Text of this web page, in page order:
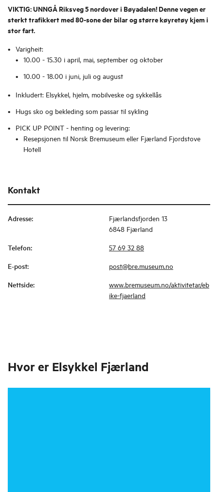
VIKTIG: UNNGÅ Riksveg 5 nordover i Bøyadalen! Denne vegen er
sterkt trafikkert med 80-sone der bilar og større køyretøy kjem i
stor fart.
Varigheit:
10.00 - 15.30 i april, mai, september og oktober
10.00 - 18.00 i juni, juli og august
Inkludert: Elsykkel, hjelm, mobilveske og sykkellås
Hugs sko og bekleding som passar til sykling
PICK UP POINT - henting og levering:
Resepsjonen til Norsk Bremuseum eller Fjærland Fjordstove
Hotell
Kontakt
Adresse:
Fjærlandsfjorden 13
6848 Fjærland
Telefon: 57 69 32 88
E-post: post@bre.museum.no
Nettside:
www.bremuseum.no/aktivitetar/eb
ike-fjaerland
Hvor er Elsykkel Fjærland